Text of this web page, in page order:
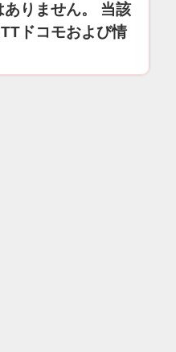
りません。 当該
ドコモおよび情